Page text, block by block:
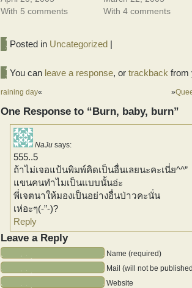
With 5 comments
With 4 comments
Posted in Uncategorized |
You can leave a response, or trackback from
raining day« »
One Response to “Burn, baby, burn”
NaJu says:
555..5
ถ้าไม่เจอแป้นพิมพ์คิดเป็นอื่นเลยนะคะเนี่ย^^”
แขนคนทำไมเป็นแบบนั้นอ่ะ
พี่เจตนาให้มองเป็นอย่างอื่นป่าวคะนั่น
เห่อะๆ(-”-)?
Reply
Leave a Reply
Name (required)
Mail (will not be
Website